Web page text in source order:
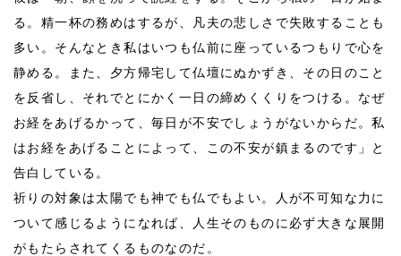
る。精一杯の務めはするが、凡夫の悲しさで失敗することも
多い。そんなとき私はいつも仏前に座っているつもりで心を
静める。また、夕方帰宅して仏壇にぬかずき、その日のこと
を反省し、それでとにかく一日の締めくくりをつける。なぜ
お経をあげるかって、毎日が不安でしょうがないからだ。私
はお経をあげることによって、この不安が鎮まるのです」と
告白している。
祈りの対象は太陽でも神でも仏でもよい。人が不可知な力に
ついて感じるようになれば、人生そのものに必ず大きな展開
がもたらされてくるものなのだ。